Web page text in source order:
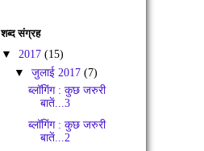
शब्द संग्रह
▼ 2017 (15)
▼जुलाई 2017(7)
ब्लॉगिंग : कुछ जरुरी
बातें...3
ब्लॉगिंग : कुछ जरुरी
बातें...2